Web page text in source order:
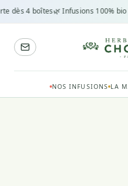
dès 4 boîtes🌿 Infusions 100%
NOS INFUSIONS LA